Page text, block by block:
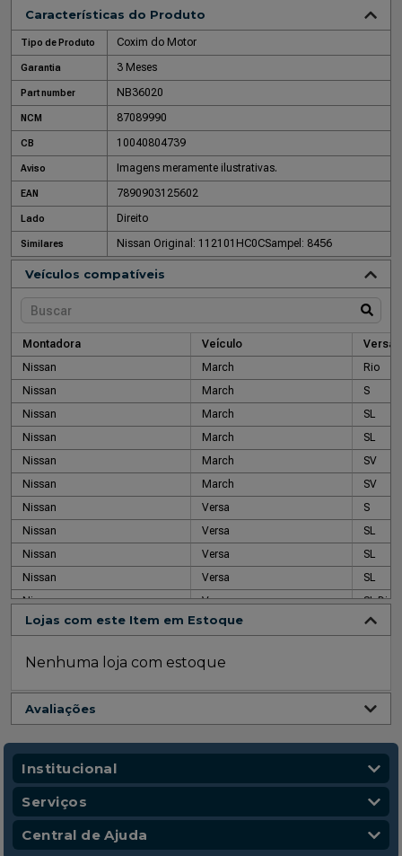
Características do Produto
Tipo de Produto Coxim do Motor
Garantia 3 Meses
Part number NB36020
NCM 87089990
CB 10040804739
Aviso Imagens meramente ilustrativas.
EAN 7890903125602
Lado Direito
Similares Nissan Original: 112101HC0CSampel: 8456
Veículos compatíveis
Montadora Veículo
Versão
Nissan
March
Rio
Nissan
March
S
Nissan
March
SL
Nissan
March
SL
Nissan
March
SV
Nissan
March
SV
Nissan
Versa
S
Nissan
Versa
SL
Nissan
Versa
SL
Nissan
Versa
SL
Nissan
Versa
SL
Nissan
Versa
SV
Nissan
Versa
Nissan
Versa Unique
Lojas com este Item em Estoque
Nenhuma loja com estoque
Avaliações
Institucional
Quem Somos
Nossas Lojas
Código de Conduta
Serviços
Vendas Corporativas
Entregas
Central de Ajuda